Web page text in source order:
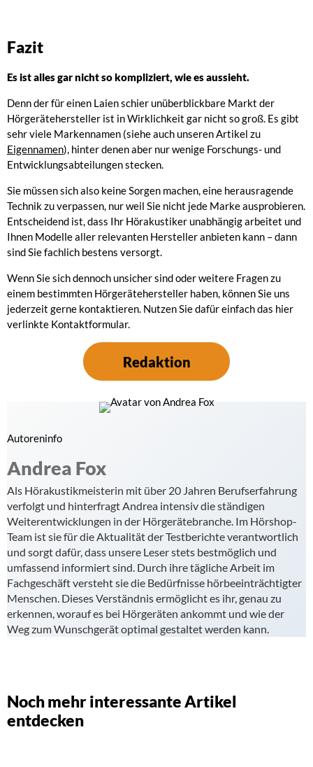
Fazit
Es ist alles gar nicht so kompliziert, wie es aussieht.
Denn der für einen Laien schier unüberblickbare Markt der
Hörgerätehersteller ist in Wirklichkeit gar nicht so groß. Es gibt
sehr viele Markennamen (siehe auch unseren Artikel zu
Eigennamen), hinter denen aber nur wenige Forschungs- und
Entwicklungsabteilungen stecken.
Sie müssen sich also keine Sorgen machen, eine herausragende
Technik zu verpassen, nur weil Sie nicht jede Marke ausprobieren.
Entscheidend ist, dass Ihr Hörakustiker unabhängig arbeitet und
Ihnen Modelle aller relevanten Hersteller anbieten kann – dann
sind Sie fachlich bestens versorgt.
Wenn Sie sich dennoch unsicher sind oder weitere Fragen zu
einem bestimmten Hörgerätehersteller haben, können Sie uns
jederzeit gerne kontaktieren. Nutzen Sie dafür einfach das hier
verlinkte Kontaktformular.
Redaktion
Autoreninfo
Andrea Fox
Als Hörakustikmeisterin mit über 20 Jahren Berufserfahrung
verfolgt und hinterfragt Andrea intensiv die ständigen
Weiterentwicklungen in der Hörgerätebranche. Im Hörshop-
Team ist sie für die Aktualität der Testberichte verantwortlich
und sorgt dafür, dass unsere Leser stets bestmöglich und
umfassend informiert sind. Durch ihre tägliche Arbeit im
Fachgeschäft versteht sie die Bedürfnisse hörbeeinträchtigter
Menschen. Dieses Verständnis ermöglicht es ihr, genau zu
erkennen, worauf es bei Hörgeräten ankommt und wie der
Weg zum Wunschgerät optimal gestaltet werden kann.
Noch mehr interessante Artikel
entdecken